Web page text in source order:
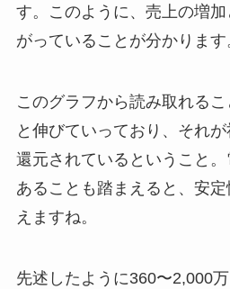
す。このように、売上の増
がっていることが分かります
このグラフから読み取れる
と伸びていっており、それ
還元されているということ
あることも踏まえると、安
えますね。
先述したように360〜2,000